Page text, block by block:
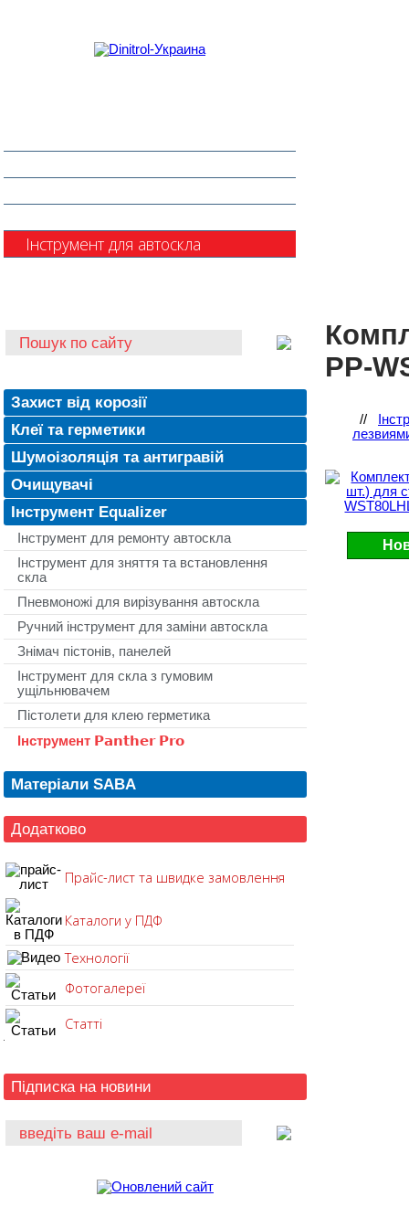
Інструмент для автоскла
Захист від корозії
Клеї та герметики
Шумоізоляція та антигравій
Очищувачі
Інструмент Equalizer
Інструмент для ремонту автоскла
Інструмент для зняття та встановлення
скла
Пневмоножі для вирізування автоскла
Ручний інструмент для заміни автоскла
Знімач пістонів, панелей
Інструмент для скла з гумовим
ущільнювачем
Пістолети для клею герметика
Інструмент 𝗣𝗮𝗻𝘁𝗵𝗲𝗿 𝗣𝗿𝗼
Матеріали SABA
Додатково
Прайс-лист та швидке замовлення
Каталоги у ПДФ
Технології
Фотогалереї
Статті
Підписка на новини
PP-
//